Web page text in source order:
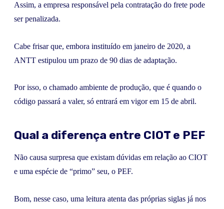
Assim, a empresa responsável pela contratação do frete pode
ser penalizada.
Cabe frisar que, embora instituído em janeiro de 2020, a
ANTT estipulou um prazo de 90 dias de adaptação.
Por isso, o chamado ambiente de produção, que é quando o
código passará a valer, só entrará em vigor em 15 de abril.
Qual a diferença entre CIOT e PEF
Não causa surpresa que existam dúvidas em relação ao CIOT
e uma espécie de “primo” seu, o PEF.
Bom, nesse caso, uma leitura atenta das próprias siglas já nos